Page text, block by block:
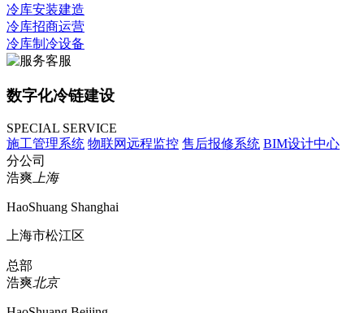
冷库安装建造
冷库招商运营
冷库制冷设备
数字化冷链建设
SPECIAL SERVICE
施工管理系统 物联网远程监控 售后报修系统 BIM设计中心
分公司
浩爽上海
HaoShuang Shanghai
上海市松江区
总部
浩爽北京